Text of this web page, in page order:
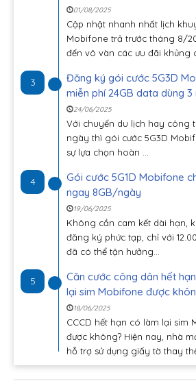
01/08/2025
Cập nhật nhanh nhất lịch
Mobifone trả trước tháng 8/
đến vô vàn các ưu đãi khủng
3
Đăng ký gói cước 5G3D
miễn phí 24GB data dùng 3
24/06/2025
Với chuyến du lịch hay công
ngày thì gói cước 5G3D
sự lựa chọn hoàn ...
4
Gói cước 5G1D Mobifone
ngay 8GB/ngày
19/06/2025
Không cần cam kết dài hạn,
đăng ký phức tạp, chỉ với
đã có thể tận hưởng...
5
Căn cước công dân hết
lại sim Mobifone được
18/06/2025
CCCD hết hạn có làm lại sim
được không? Hiện nay, nhà
hỗ trợ sử dụng giấy tờ thay thế